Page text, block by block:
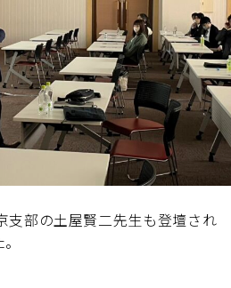
支部の土屋賢二先生も登壇され